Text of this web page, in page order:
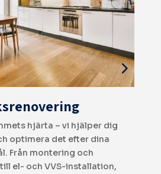
ditt hem? Vi erbjuder
där vi hanterar allt från
rivning till snickeri, el och
varje detalj håller högsta